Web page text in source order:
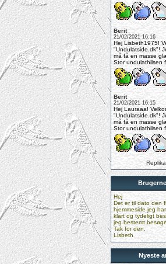
Berit
21/02/2021 16:16
Hej Lisbeth1975!
"Undulatside.dk"!
må få en masse
Stor undulathilsen
Berit
21/02/2021 16:15
Hej Lauraaa!
"Undulatside.dk"!
må få en masse
Stor undulathilsen
Hej
Det er til dato den
hjemmeside jeg
klart og tydeligt
jeg bestemt
Tak for den.
Lisbeth
Nyeste